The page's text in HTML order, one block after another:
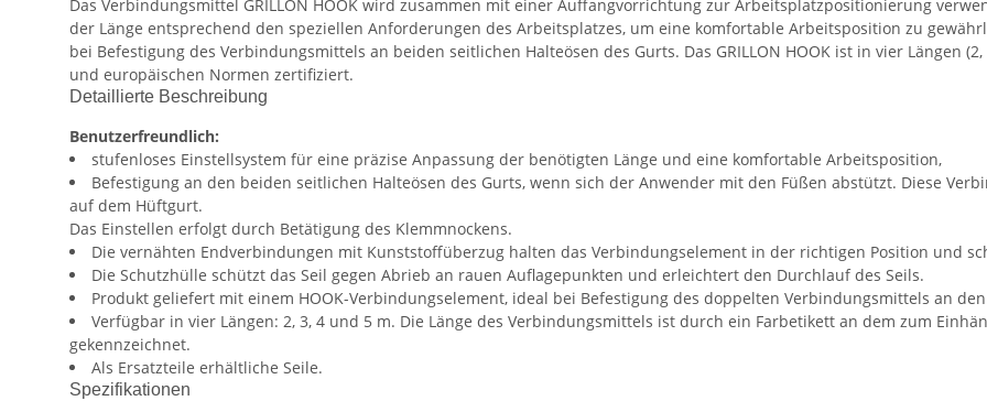
Das Verbindungsmittel GRILLON HOOK wird zusammen mit einer Auffangvorrichtung zur Arbeitsplatzpositionierung
der Länge entsprechend den speziellen Anforderungen des Arbeitsplatzes, um eine komfortable Arbeitsposition zu
bei Befestigung des Verbindungsmittels an beiden seitlichen Halteösen des Gurts. Das GRILLON HOOK ist in vier Längen
und europäischen Normen zertifiziert.
Detaillierte Beschreibung
Benutzerfreundlich:
stufenloses Einstellsystem für eine präzise Anpassung der benötigten Länge und eine komfortable Arbeitsposition,
Befestigung an den beiden seitlichen Halteösen des Gurts, wenn sich der Anwender mit den Füßen abstützt. Diese
auf dem Hüftgurt.
Das Einstellen erfolgt durch Betätigung des Klemmnockens.
Die vernähten Endverbindungen mit Kunststoffüberzug halten das Verbindungselement in der richtigen Position und
Die Schutzhülle schützt das Seil gegen Abrieb an rauen Auflagepunkten und erleichtert den Durchlauf des Seils.
Produkt geliefert mit einem HOOK-Verbindungselement, ideal bei Befestigung des doppelten Verbindungsmittels an
Verfügbar in vier Längen: 2, 3, 4 und 5 m. Die Länge des Verbindungsmittels ist durch ein Farbetikett an dem zum
gekennzeichnet.
Als Ersatzteile erhältliche Seile.
Spezifikationen